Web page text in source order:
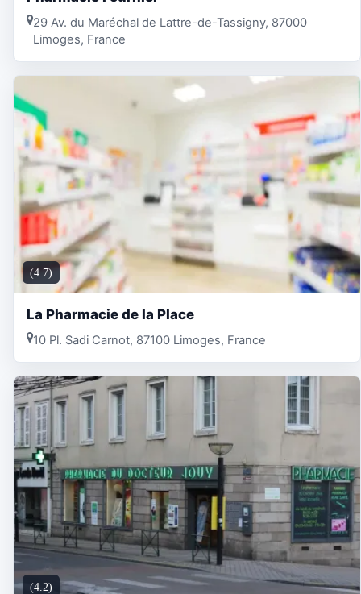
29 Av. du Maréchal de Lattre-de-Tassigny, 87000
Limoges, France
(4.7)
La Pharmacie de la Place
10 Pl. Sadi Carnot, 87100 Limoges, France
(4.2)